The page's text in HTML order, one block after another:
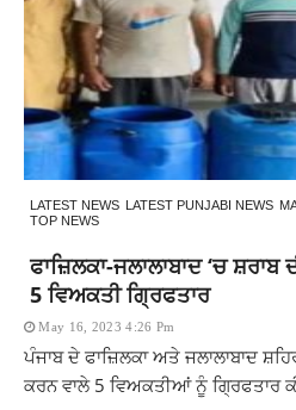
LATEST NEWS LATEST PUNJABI NEWS
TOP NEWS
ਫਾਜ਼ਿਲਕਾ-ਜਲਾਲਾਬਾਦ ‘ਚ
5 ਵਿਅਕਤੀ ਗ੍ਰਿਫਤਾਰ
May 16, 2023 4:26 Pm
ਪੰਜਾਬ ਦੇ ਫਾਜ਼ਿਲਕਾ ਅਤੇ ਜਲਾਲਾਬਾਦ
ਕਰਨ ਵਾਲੇ 5 ਵਿਅਕਤੀਆਂ ਨੂੰ ਗ੍ਰਿਫਤਾਰ